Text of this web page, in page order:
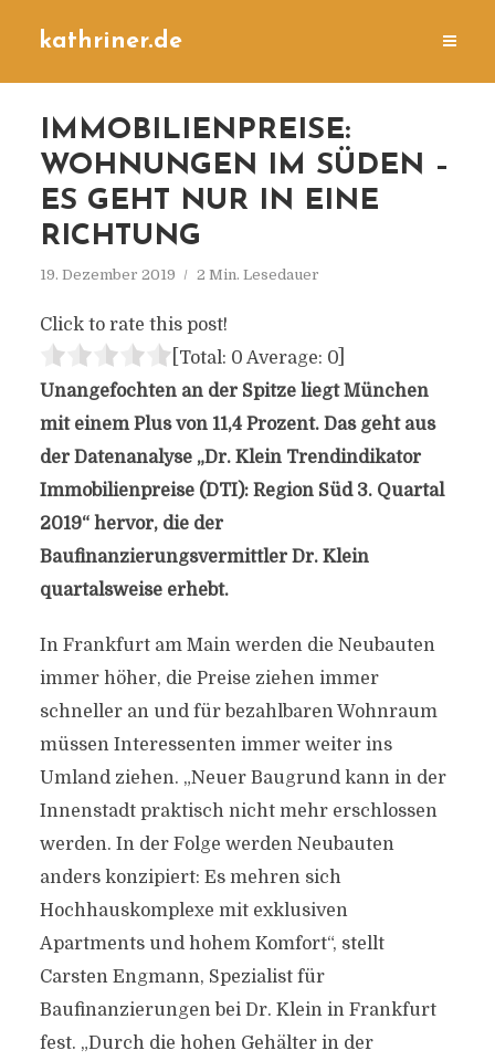
kathriner.de
IMMOBILIENPREISE:
WOHNUNGEN IM SÜDEN –
ES GEHT NUR IN EINE
RICHTUNG
19. Dezember 2019 2 Min. Lesedauer
Click to rate this post!
[Total: 0 Average: 0]
Unangefochten an der Spitze liegt München
mit einem Plus von 11,4 Prozent. Das geht aus
der Datenanalyse „Dr. Klein Trendindikator
Immobilienpreise (DTI): Region Süd 3. Quartal
2019“ hervor, die der
Baufinanzierungsvermittler Dr. Klein
quartalsweise erhebt.
In Frankfurt am Main werden die Neubauten
immer höher, die Preise ziehen immer
schneller an und für bezahlbaren Wohnraum
müssen Interessenten immer weiter ins
Umland ziehen. „Neuer Baugrund kann in der
Innenstadt praktisch nicht mehr erschlossen
werden. In der Folge werden Neubauten
anders konzipiert: Es mehren sich
Hochhauskomplexe mit exklusiven
Apartments und hohem Komfort“, stellt
Carsten Engmann, Spezialist für
Baufinanzierungen bei Dr. Klein in Frankfurt
fest. „Durch die hohen Gehälter in der